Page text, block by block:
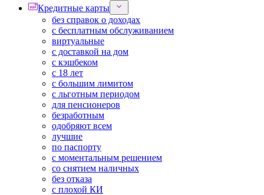
Кредитные карты
без справок о доходах
с бесплатным обслуживанием
виртуальные
с доставкой на дом
с кэшбеком
с 18 лет
с большим лимитом
с льготным периодом
для пенсионеров
безработным
одобряют всем
лучшие
по паспорту
с моментальным решением
со снятием наличных
без отказа
с плохой КИ